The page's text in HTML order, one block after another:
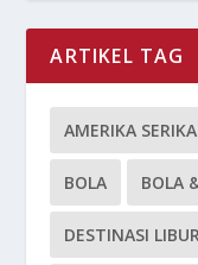
ARTIKEL TAG
AMERIKA
BOLA BOLA
DESTINASI